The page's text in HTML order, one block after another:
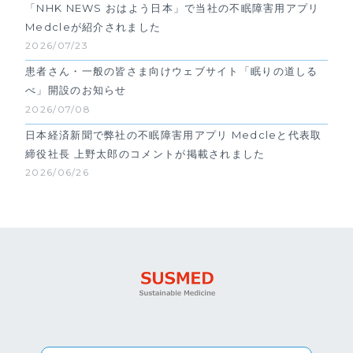
2026/07/23
「NHK NEWS おはよう日本」で当社の不眠障害用アプリ
Medcleが紹介されました
2026/07/08
患者さん・一般の皆さま向けウェブサイト「眠りの道しる
べ」開設のお知らせ
2026/06/26
日本経済新聞で弊社の不眠障害用アプリ Medcleと代表取
締役社長 上野太郎のコメントが掲載されました